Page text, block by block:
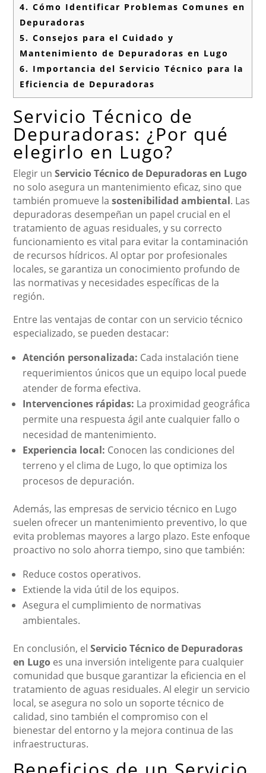
4. Cómo Identificar Problemas Comunes en
Depuradoras
5. Consejos para el Cuidado y
Mantenimiento de Depuradoras en Lugo
6. Importancia del Servicio Técnico para la
Eficiencia de Depuradoras
Servicio Técnico de
Depuradoras: ¿Por qué
elegirlo en Lugo?
Elegir unServicio Técnico de Depuradoras en Lugo
no solo asegura un mantenimiento eficaz, sino que
también promueve lasostenibilidad ambiental. Las
depuradoras desempeñan un papel crucial en el
tratamiento de aguas residuales, y su correcto
funcionamiento es vital para evitar la contaminación
de recursos hídricos. Al optar por profesionales
locales, se garantiza un conocimiento profundo de
las normativas y necesidades específicas de la
región.
Entre las ventajas de contar con un servicio técnico
especializado, se pueden destacar:
Atención personalizada: Cada instalación tiene
requerimientos únicos que un equipo local puede
atender de forma efectiva.
Intervenciones rápidas: La proximidad geográfica
permite una respuesta ágil ante cualquier fallo o
necesidad de mantenimiento.
Experiencia local: Conocen las condiciones del
terreno y el clima de Lugo, lo que optimiza los
procesos de depuración.
Además, las empresas de servicio técnico en Lugo
suelen ofrecer un mantenimiento preventivo, lo que
evita problemas mayores a largo plazo. Este enfoque
proactivo no solo ahorra tiempo, sino que también:
Reduce costos operativos.
Extiende la vida útil de los equipos.
Asegura el cumplimiento de normativas
ambientales.
En conclusión, elServicio Técnico de Depuradoras
en Lugo es una inversión inteligente para cualquier
comunidad que busque garantizar la eficiencia en el
tratamiento de aguas residuales. Al elegir un servicio
local, se asegura no solo un soporte técnico de
calidad, sino también el compromiso con el
bienestar del entorno y la mejora continua de las
infraestructuras.